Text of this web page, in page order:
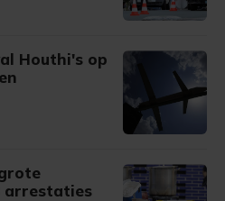
Houthi's op
arrestaties